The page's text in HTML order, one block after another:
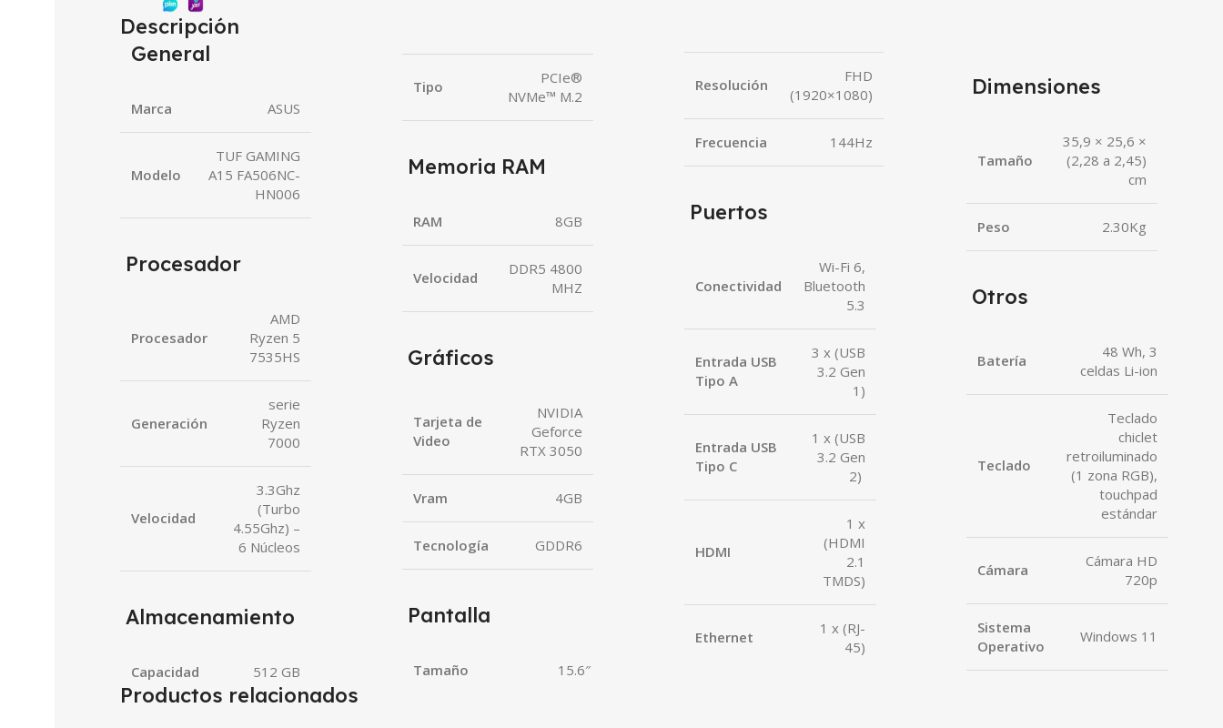
Descripción
General
Marca ASUS
Modelo
TUF GAMING
A15 FA506NC-
HN006
Procesador
Procesador
AMD
Ryzen 5
7535HS
Generación
serie
Ryzen
7000
Velocidad
3.3Ghz
(Turbo
4.55Ghz) –
6 Núcleos
Almacenamiento
Capacidad 512 GB
Tipo
PCIe®
NVMe™ M.2
Memoria RAM
RAM 8GB
Velocidad
DDR5 4800
MHZ
Gráficos
Tarjeta de
Video
NVIDIA
Geforce
RTX 3050
Vram 4GB
Tecnología GDDR6
Pantalla
Tamaño 15.6″
Resolución
FHD
(1920×1080)
Frecuencia 144Hz
Puertos
Conectividad
Wi-Fi 6,
Bluetooth
5.3
Entrada USB
Tipo A
3 x (USB
3.2 Gen
1)
Entrada USB
Tipo C
1 x (USB
3.2 Gen
2)
HDMI
1 x
(HDMI
2.1
TMDS)
Ethernet
1 x (RJ-
45)
Dimensiones
Tamaño
35,9 × 25,6 ×
(2,28 a 2,45)
cm
Peso 2.30Kg
Otros
Batería
48 Wh, 3
celdas Li-ion
Teclado
Teclado
chiclet
retroiluminado
(1 zona RGB),
touchpad
estándar
Cámara
Cámara HD
720p
Sistema
Operativo
Windows 11
Productos relacionados